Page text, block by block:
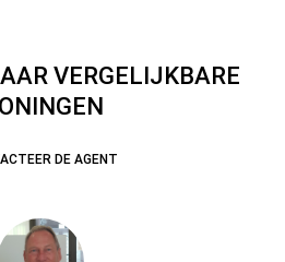
VERGELIJKBARE
DE AGENT